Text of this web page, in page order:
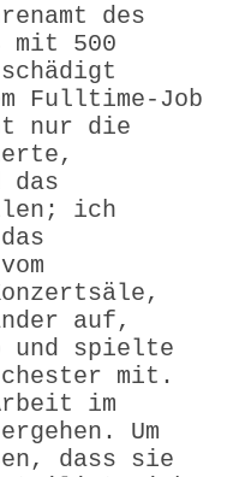
des
mit 500
Fulltime-Job
nur die
das
ich
auf,
und spielte
mit.
im
Um
dass sie